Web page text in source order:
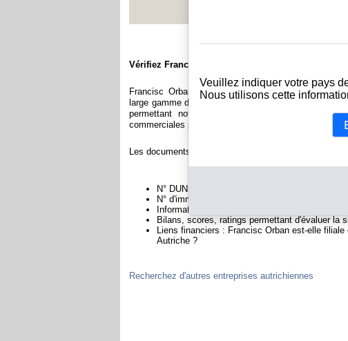
Vérifiez Francisc Orban
Francisc Orban est immatriculée au registre du
large gamme de documents et de rapports contenant
permettant notamment de constituer l'équivalent
commerciales permettant d'évaluer la fiabilité et la
Les documents sur Francisc Orban contiennent des
N° DUNS : Ce N° est un SIRET international
N° d'immatriculation en Autriche : C'est
Informations légales : Adresses, capital, forme
Bilans, scores, ratings permettant d'évaluer la
Liens financiers : Francisc Orban est-elle
Autriche ?
Recherchez d'autres entreprises autrichiennes
Veuillez indiquer votre pays
Nous utilisons cette